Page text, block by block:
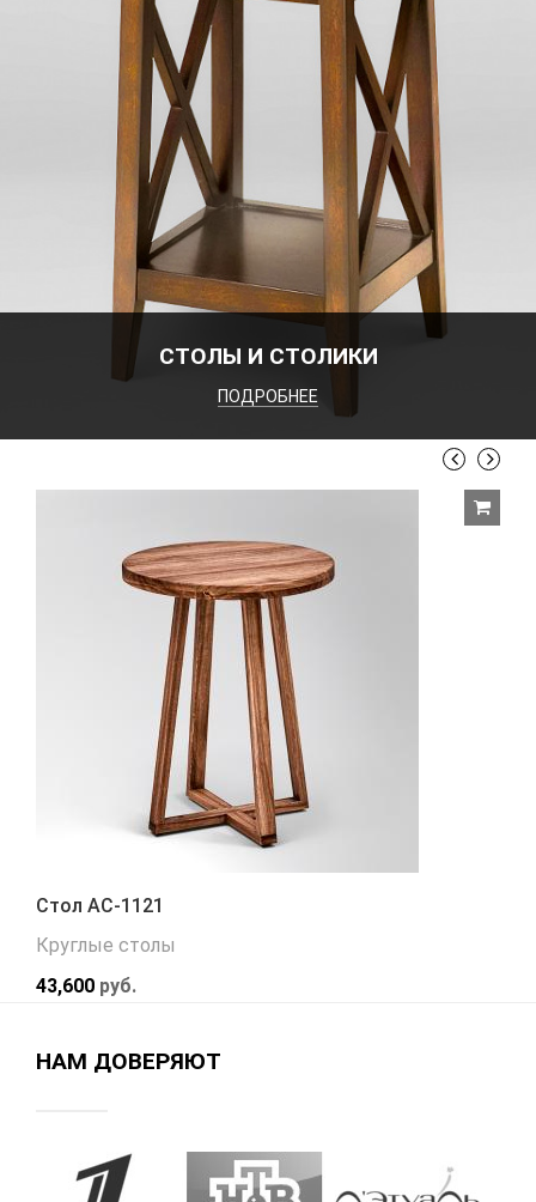
СТОЛЫ И СТОЛИКИ
ПОДРОБНЕЕ
Стол АС-1121
Круглые столы
43,600 руб.
НАМ ДОВЕРЯЮТ